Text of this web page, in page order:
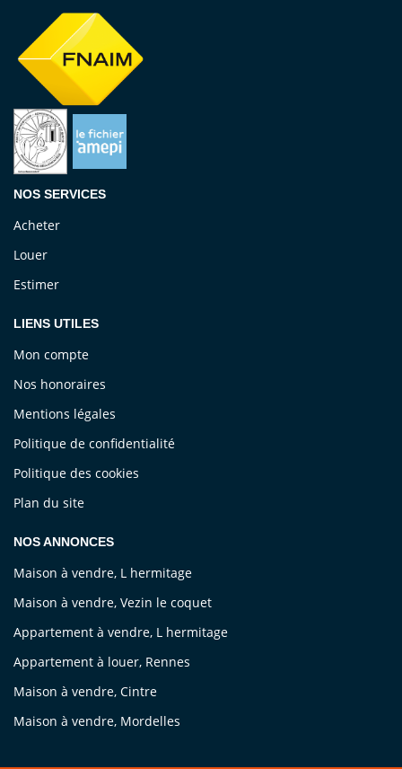
NOS SERVICES
Acheter
Louer
Estimer
LIENS UTILES
Mon compte
Nos honoraires
Mentions légales
Politique de confidentialité
Politique des cookies
Plan du site
NOS ANNONCES
Maison à vendre, L hermitage
Maison à vendre, Vezin le coquet
Appartement à vendre, L hermitage
Appartement à louer, Rennes
Maison à vendre, Cintre
Maison à vendre, Mordelles